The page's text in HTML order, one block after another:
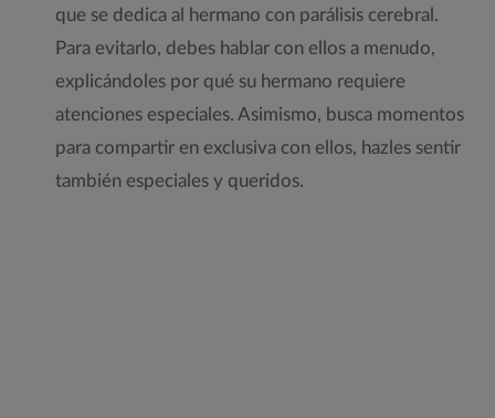
que se dedica al hermano con parálisis cerebral.
Para evitarlo, debes hablar con ellos a menudo,
explicándoles por qué su hermano requiere
atenciones especiales. Asimismo, busca momentos
para compartir en exclusiva con ellos, hazles sentir
también especiales y queridos.